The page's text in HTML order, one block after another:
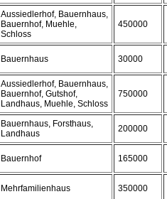
Aussiedlerhof, Bauernhaus,
Bauernhof, Muehle,
Schloss
450000
Bauernhaus 30000
Aussiedlerhof, Bauernhaus,
Bauernhof, Gutshof,
Landhaus, Muehle, Schloss
750000
Bauernhaus, Forsthaus,
Landhaus
200000
Bauernhof 165000
Mehrfamilienhaus 350000